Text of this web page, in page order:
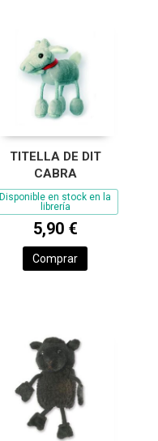
TITELLA DE DIT
CABRA
Disponible en stock en la
librería
5,90 €
Comprar